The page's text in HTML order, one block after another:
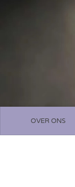
OVER ONS